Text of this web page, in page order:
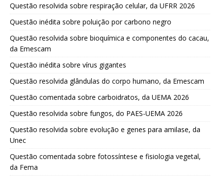
Questão resolvida sobre respiração celular, da UFRR 2026
Questão inédita sobre poluição por carbono negro
Questão resolvida sobre bioquímica e componentes do cacau,
da Emescam
Questão inédita sobre vírus gigantes
Questão resolvida glândulas do corpo humano, da Emescam
Questão comentada sobre carboidratos, da UEMA 2026
Questão resolvida sobre fungos, do PAES-UEMA 2026
Questão resolvida sobre evolução e genes para amilase, da
Unec
Questão comentada sobre fotossíntese e fisiologia vegetal,
da Fema